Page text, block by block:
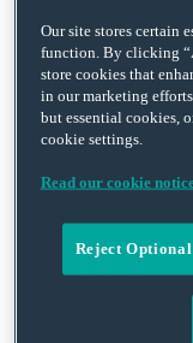
Manhattan pour sa
Admis au Barreau
d’entreprises, de
Progressivement, il
alternatifs de
médiation après
fréquemment
sur désignation de
d’appui.
En 1995, il crée
Torre le cabinet
avocats, dont
Our site stores certain
function. By clicking
store cookies that
in our marketing
but essential cookies,
cookie settings.
Read our cookie
Reject